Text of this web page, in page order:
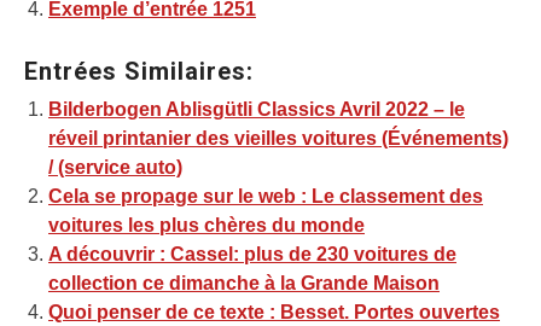
Exemple d’entrée 1251
Entrées Similaires:
Bilderbogen Ablisgütli Classics Avril 2022 – le
réveil printanier des vieilles voitures (Événements)
/ (service auto)
Cela se propage sur le web : Le classement des
voitures les plus chères du monde
A découvrir : Cassel: plus de 230 voitures de
collection ce dimanche à la Grande Maison
Quoi penser de ce texte : Besset. Portes ouvertes